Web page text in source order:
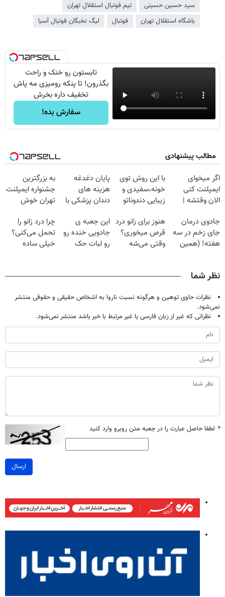
سید حسین حسینی
تیم فوتبال استقلال تهران
باشگاه استقلال تهران
فوتبال لیگ نخبگان فوتبال آسیا
تابستون رو خنک و راحت
بگذرون! تا پنکه رومیزی مه پاش
تخفیف داره بخرش
سفارش بده!
مطالب پیشنهادی
اگر میخوای
ایمپلنت کنی
الان وقتشه |
میلیون تومان!!!
با این روش توی
خونه،سفیدی و
زیبایی دندوناتو
(40%off)
پایان دغدغه
هزینه های
دندان پزشکی با
خانگی
به بزرگترین
جشنواره ایمپلنت
تهران خوش
۲۵ میلیون !
جادوی درمان
جای زخم در سه
هفته! (همین
هنوز برای زانو درد
قرص میخوری؟
وقتی می‌شه
این جعبه ی
جادویی خنده رو
رو لبات حک
چرا درد زانو را
تحمل می‌کنی؟
خیلی ساده
نظر شما
نظرات حاوی توهین و هرگونه نسبت ناروا به اشخاص حقیقی و حقوقی منتشر
نمی‌شود.
نظراتی که غیر از زبان فارسی یا غیر مرتبط با خبر باشد منتشر نمی‌شود.
* لطفا حاصل عبارت را در جعبه متن روبرو وارد کنید
ارسال